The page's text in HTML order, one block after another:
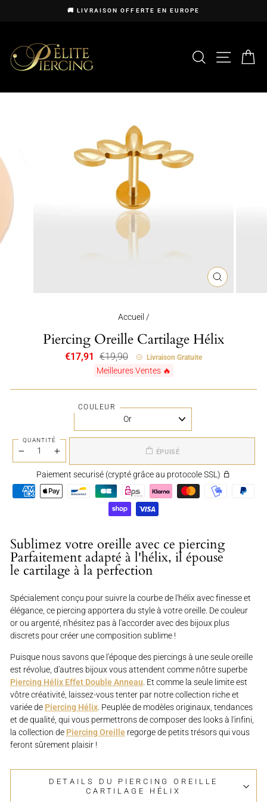
🚚 LIVRAISON OFFERTE EN EUROPE
FERMER
(ESC)
Accueil /
Piercing Oreille Cartilage Hélix
€17,91
Prix
régulier
€19,90
Prix
réduit
Livraison Gratuite
Meilleures Ventes 🔥
COULEUR
QUANTITÉ
+
ÉPUISÉ
Paiement securisé (crypté grâce au protocole SSL)
Sublimez votre oreille avec ce piercing
Parfaitement adapté à l'hélix, il épouse
le cartilage à la perfection
Spécialement conçu pour suivre la courbe de l'hélix avec finesse et
élégance, ce piercing apportera du style à votre oreille. De couleur
or ou argenté, n'hésitez pas à l'accorder avec des bijoux plus
discrets pour créer une composition sublime !
Puisque nous savons que l'époque des piercings à une seule oreille
est révolue, d'autres bijoux vous attendent comme nôtre superbe
Piercing Hélix Effet Double Anneau. Et comme la seule limite est
vôtre créativité, laissez-vous tenter par notre collection riche et
variée de Piercing Hélix. Peuplée de modèles originaux, tendances
et de qualité, qui vous permettrons de composer des looks à l'infini,
la collection de Piercing Oreille regorge de petits trésors qui vous
feront sûrement plaisir !
DETAILS DU PIERCING OREILLE
CARTILAGE HÉLIX